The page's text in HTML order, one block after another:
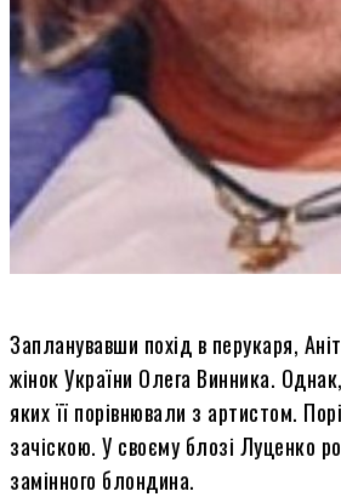
Запланувавши похід в перукаря,
жінок України Олега Винника.
яких її порівнювали з артистом.
зачіскою. У своєму блозі Луценко
замінного блондина.